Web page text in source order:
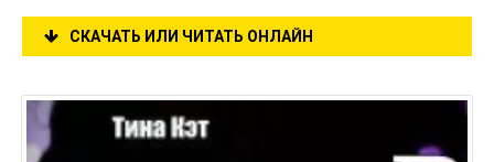
СКАЧАТЬ ИЛИ ЧИТАТЬ ОНЛАЙН